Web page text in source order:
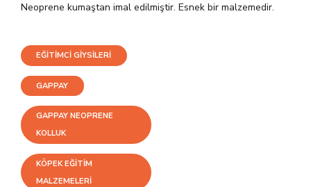
Neoprene kumaştan imal edilmiştir. Esnek bir malzemedir.
EĞİTİMCİ GİYSİLERİ
GAPPAY
GAPPAY NEOPRENE
KOLLUK
KÖPEK EĞITIM
MALZEMELERI